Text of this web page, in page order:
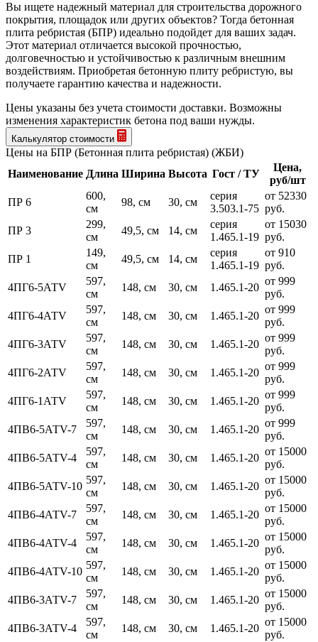
Вы ищете надежный материал для строительства дорожного
покрытия, площадок или других объектов? Тогда бетонная
плита ребристая (БПР) идеально подойдет для ваших задач.
Этот материал отличается высокой прочностью,
долговечностью и устойчивостью к различным внешним
воздействиям. Приобретая бетонную плиту ребристую, вы
получаете гарантию качества и надежности.
Цены указаны без учета стоимости доставки. Возможны
изменения характеристик бетона под ваши нужды.
Калькулятор стоимости
Цены на БПР (Бетонная плита ребристая) (ЖБИ)
Наименование Длина Ширина Высота Гост / ТУ
Цена,
руб/шт
ПР 6
600,
см
98, см 30, см
серия
3.503.1-75
от 52330
руб.
ПР 3
299,
см
49,5, см 14, см
серия
1.465.1-19
от 15030
руб.
ПР 1
149,
см
49,5, см 14, см
серия
1.465.1-19
от 910
руб.
4ПГ6-5АТV
597,
см
148, см 30, см 1.465.1-20
от 999
руб.
4ПГ6-4АТV
597,
см
148, см 30, см 1.465.1-20
от 999
руб.
4ПГ6-3АТV
597,
см
148, см 30, см 1.465.1-20
от 999
руб.
4ПГ6-2АТV
597,
см
148, см 30, см 1.465.1-20
от 999
руб.
4ПГ6-1АТV
597,
см
148, см 30, см 1.465.1-20
от 999
руб.
4ПВ6-5АТV-7
597,
см
148, см 30, см 1.465.1-20
от 999
руб.
4ПВ6-5АТV-4
597,
см
148, см 30, см 1.465.1-20
от 15000
руб.
4ПВ6-5АТV-10
597,
см
148, см 30, см 1.465.1-20
от 15000
руб.
4ПВ6-4АТV-7
597,
см
148, см 30, см 1.465.1-20
от 15000
руб.
4ПВ6-4АТV-4
597,
см
148, см 30, см 1.465.1-20
от 15000
руб.
4ПВ6-4АТV-10
597,
см
148, см 30, см 1.465.1-20
от 15000
руб.
4ПВ6-3АТV-7
597,
см
148, см 30, см 1.465.1-20
от 15000
руб.
4ПВ6-3АТV-4
597,
см
148, см 30, см 1.465.1-20
от 15000
руб.